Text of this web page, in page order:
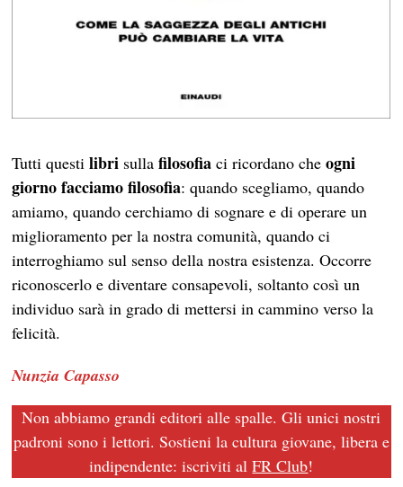
Tutti questilibri sullafilosofia ci ricordano cheogni
giorno facciamo filosofia: quando scegliamo, quando
amiamo, quando cerchiamo di sognare e di operare un
miglioramento per la nostra comunità, quando ci
interroghiamo sul senso della nostra esistenza. Occorre
riconoscerlo e diventare consapevoli, soltanto così un
individuo sarà in grado di mettersi in cammino verso la
felicità.
Nunzia Capasso
Non abbiamo grandi editori alle spalle. Gli unici nostri
padroni sono i lettori. Sostieni la cultura giovane, libera e
indipendente: iscriviti alFR Club!